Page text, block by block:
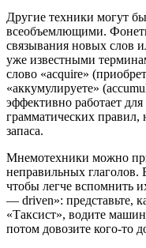
Другие техники могут
всеобъемлющими.
связывания новых слов
уже известными
слово «acquire»
«аккумулируете»
эффективно работает
грамматических правил,
запаса.
Мнемотехники можно
неправильных глаголов.
чтобы легче вспомнить
— driven»: представьте,
«Таксист», водите
потом довозите кого-то